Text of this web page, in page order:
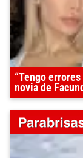
“Tengo
novia de